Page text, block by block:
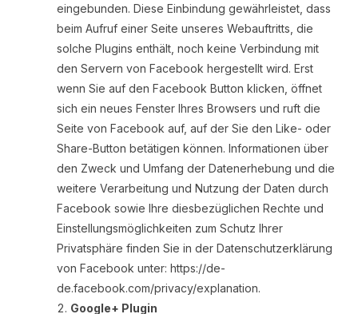
eingebunden. Diese Einbindung gewährleistet, dass
beim Aufruf einer Seite unseres Webauftritts, die
solche Plugins enthält, noch keine Verbindung mit
den Servern von Facebook hergestellt wird. Erst
wenn Sie auf den Facebook Button klicken, öffnet
sich ein neues Fenster Ihres Browsers und ruft die
Seite von Facebook auf, auf der Sie den Like- oder
Share-Button betätigen können. ‌Informationen über
den Zweck und Umfang der Datenerhebung und die
weitere Verarbeitung und Nutzung der Daten durch
Facebook sowie Ihre diesbezüglichen Rechte und
Einstellungsmöglichkeiten zum Schutz Ihrer
Privatsphäre finden Sie in der Datenschutzerklärung
von Facebook unter: https://de-
de.facebook.com/privacy/explanation.
Google+ Plugin